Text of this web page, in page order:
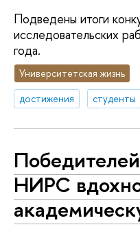
Подведены итоги
исследовательских
года.
Университетская жизнь
достижения
студенты
НИРС